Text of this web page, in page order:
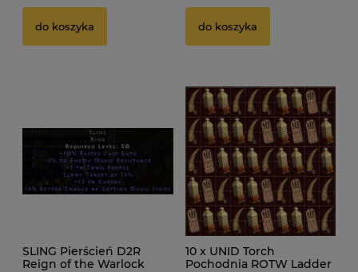
do koszyka do koszyka
SLING Pierścień D2R
Reign of the Warlock
10 x UNID Torch
Pochodnia ROTW Ladder